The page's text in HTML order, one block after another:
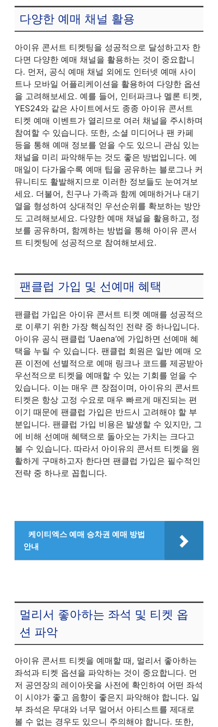
다양한 예매 채널 활용
아이유 콘서트 티켓팅을 성공적으로 달성하고자 한
다면 다양한 예매 채널을 활용하는 것이 중요합니
다. 먼저, 공식 예매 채널 외에도 인터넷 예매 사이
트나 모바일 어플리케이션을 활용하여 다양한 옵션
을 고려해보세요. 예를 들어, 인터파크나 멜론 티켓,
YES24와 같은 사이트에서도 종종 아이유 콘서트
티켓 예매 이벤트가 열리므로 여러 채널을 주시하며
참여할 수 있습니다. 또한, 소셜 미디어나 팬 카페
등을 통해 예매 정보를 얻을 수도 있으니 관심 있는
채널을 미리 파악해두는 것도 좋은 방법입니다. 예
매일이 다가올수록 예매 팁을 공유하는 블로그나 커
뮤니티도 활발해지므로 이러한 정보들도 눈여겨보
세요. 더불어, 친구나 가족과 함께 예매하거나 대기
열을 형성하여 상대적인 우선순위를 확보하는 방안
도 고려해보세요. 다양한 예매 채널을 활용하고, 정
보를 공유하며, 함께하는 방법을 통해 아이유 콘서
트 티켓팅에 성공적으로 참여해보세요.
팬클럽 가입 및 선예매 혜택
팬클럽 가입은 아이유 콘서트 티켓 예매를 성공적으
로 이루기 위한 가장 핵심적인 전략 중 하나입니다.
아이유 공식 팬클럽 ‘Uaena’에 가입하면 선예매 혜
택을 누릴 수 있습니다. 팬클럽 회원은 일반 예매 오
픈 이전에 선별적으로 예매 링크나 코드를 제공받아
우선적으로 티켓을 예매할 수 있는 기회를 얻을 수
있습니다. 이는 매우 큰 장점이며, 아이유의 콘서트
티켓은 항상 고정 수요로 매우 빠르게 매진되는 편
이기 때문에 팬클럽 가입은 반드시 고려해야 할 부
분입니다. 팬클럽 가입 비용은 발생할 수 있지만, 그
에 비해 선예매 혜택으로 돌아오는 가치는 크다고
볼 수 있습니다. 따라서 아이유의 콘서트 티켓을 원
활하게 구매하고자 한다면 팬클럽 가입은 필수적인
전략 중 하나로 꼽힙니다.
케이티엑스 예매 승차권 예매 방법
안내
멀리서 좋아하는 좌석 및 티켓 옵
션 파악
아이유 콘서트 티켓을 예매할 때, 멀리서 좋아하는
좌석과 티켓 옵션을 파악하는 것이 중요합니다. 먼
저 공연장의 레이아웃을 사전에 확인하여 어떤 좌석
이 시야가 좋고 음향이 좋은지 파악해야 합니다. 일
부 좌석은 무대와 너무 멀어서 아티스트를 제대로
볼 수 없는 경우도 있으니 주의해야 합니다. 또한,